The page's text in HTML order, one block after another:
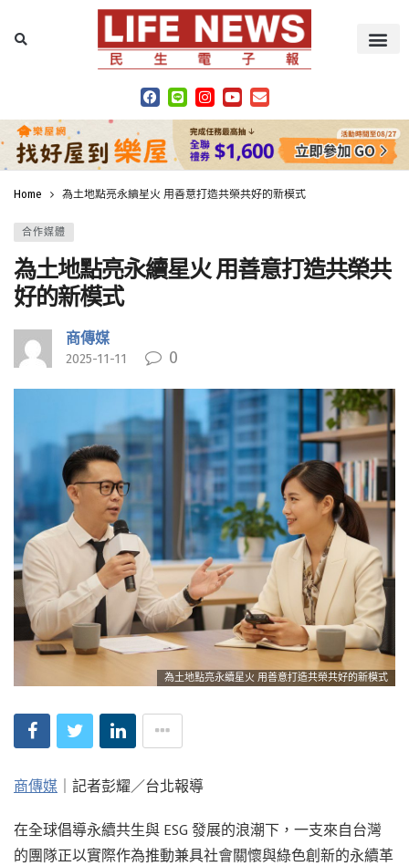
Home 為土地點亮永續星火 用善意打造共榮共好的新模式
合作媒體
為土地點亮永續星火 用善意打造共榮共
好的新模式
商傳媒
2025-11-11 0
為土地點亮永續星火 用善意打造共榮共好的新模式
商傳媒 ｜記者彭耀／台北報導
在全球倡導永續共生與 ESG 發展的浪潮下，一支來自台灣
的團隊正以實際作為推動兼具社會關懷與綠色創新的永續革